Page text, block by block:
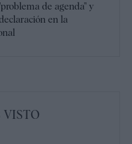
de agenda" y
en la
VISTO